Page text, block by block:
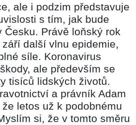
ale i podzim představuje
s tím, jak bude
Česku. Právě loňský rok
další vlnu epidemie,
síle. Koronavirus
ale především se
tisíců lidských životů.
a právník Adam
letos už k podobnému
si, že v tomto směru